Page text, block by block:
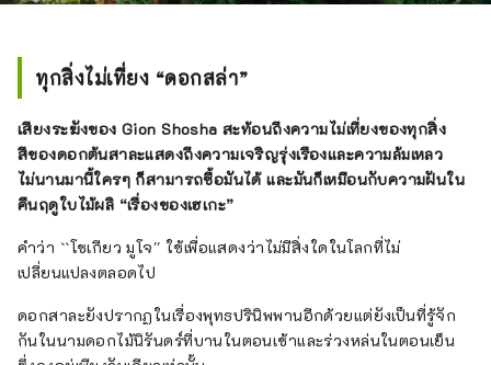
ทุกสิ่งไม่เที่ยง “ดอกสล่า”
เสียงระฆังของ Gion Shosha สะท้อนถึงความไม่เที่ยงของทุกสิ่ง
สีของดอกต้นสาละแสดงถึงความเจริญรุ่งเรืองและความล้มเหลว
ไม่นานมานี้ใครๆ ก็สามารถซื้อมันได้ และมันก็เหมือนกับความฝันใน
คืนฤดูใบไม้ผลิ “เรื่องของเฮเกะ”
คำว่า ``โชเกียว มูโจ'' ใช้เพื่อแสดงว่าไม่มีสิ่งใดในโลกที่ไม่
เปลี่ยนแปลงตลอดไป
ดอกสาละยังปรากฏในเรื่องพุทธปรินิพพานอีกด้วยแต่ยังเป็นที่รู้จัก
กันในนามดอกไม้นิรันดร์ที่บานในตอนเช้าและร่วงหล่นในตอนเย็น